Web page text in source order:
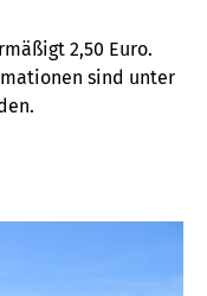
2,50 Euro.
sind unter